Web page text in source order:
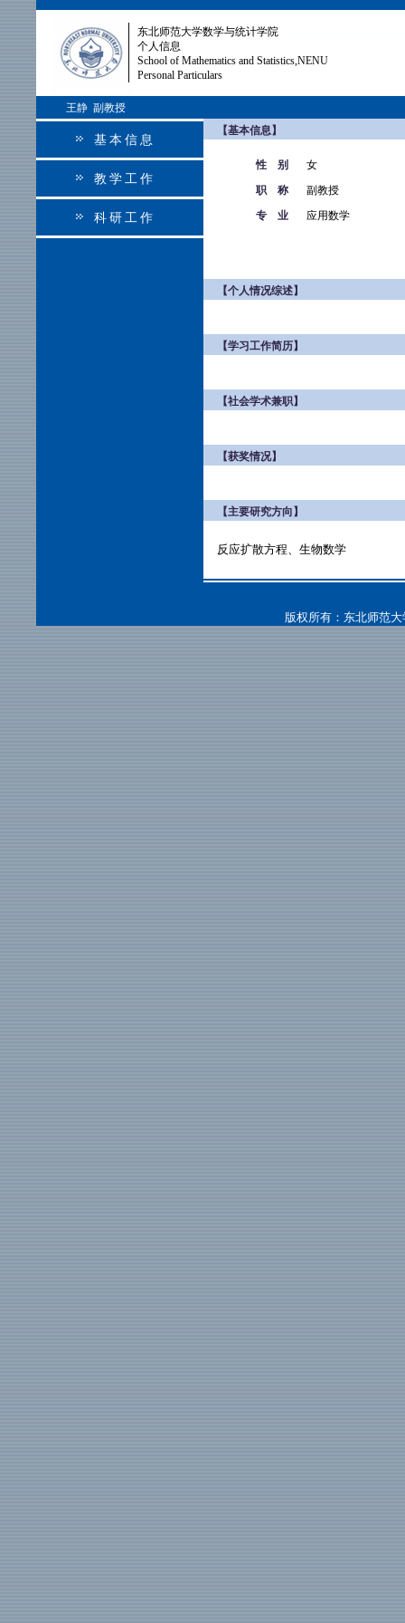
东北师范大学数学与统计学院
个人信息
School of Mathematics and Statistics,NENU
Personal Particulars
王静 副教授
基本信息
教学工作
科研工作
【基本信息】
性 别
女
职 称
副教授
专 业
应用数学
【个人情况综述】
【学习工作简历】
【社会学术兼职】
【获奖情况】
【主要研究方向】
反应扩散方程、生物数学
版权所有：东北师范